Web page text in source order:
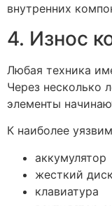
внутренних
4. Износ
Любая техника
Через несколько
элементы
К наиболее
аккумулятор
жесткий диск
клавиатура